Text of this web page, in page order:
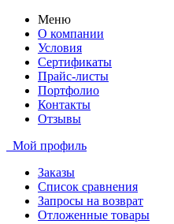
Меню
О компании
Условия
Сертификаты
Прайс-листы
Портфолио
Контакты
Отзывы
Мой профиль
Заказы
Список сравнения
Запросы на возврат
Отложенные товары